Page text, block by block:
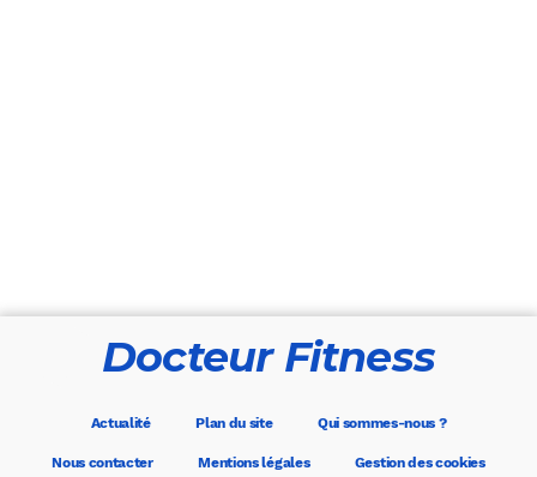
Docteur Fitness
Actualité Plan du site Qui sommes-nous ?
Nous contacter Mentions légales Gestion des cookies